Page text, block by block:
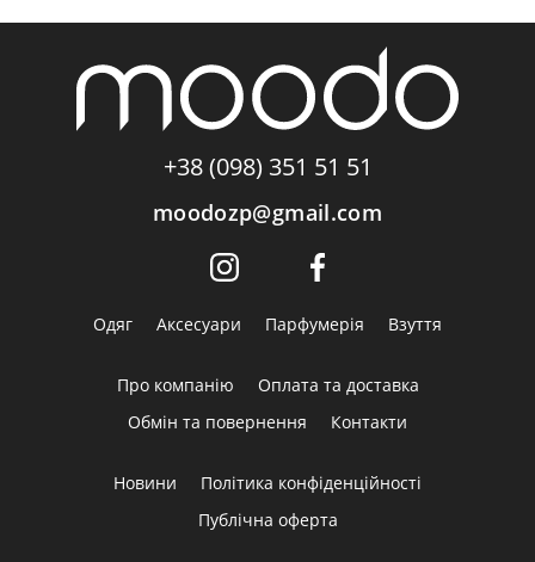
+38 (098) 351 51 51
moodozp@gmail.com
Одяг Аксесуари Парфумерія Взуття
Про компанію
Оплата та доставка
Обмін та повернення
Контакти
Новини
Політика конфіденційності
Публічна оферта